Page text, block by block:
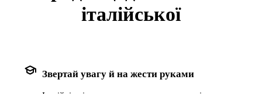
італійської
school Звертай увагу й на жести руками